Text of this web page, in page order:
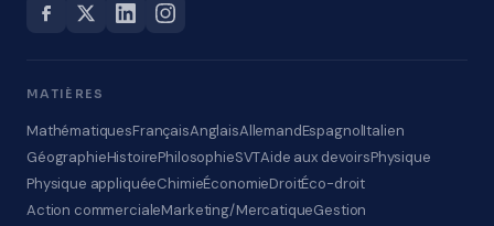
MATIÈRES
MathématiquesFrançaisAnglaisAllemandEspagnolItalien
GéographieHistoirePhilosophieSVTAide aux devoirsPhysique
Physique appliquéeChimieÉconomieDroitÉco-droit
Action commercialeMarketing/MercatiqueGestion